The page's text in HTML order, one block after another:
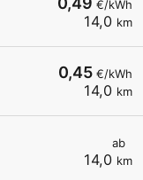
€/kWh
14,0 km
0,45 €/kWh
14,0 km
ab
14,0 km